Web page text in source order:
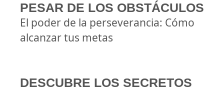
PESAR DE LOS OBSTÁCULOS
El poder de la perseverancia: Cómo
alcanzar tus metas
DESCUBRE LOS SECRETOS